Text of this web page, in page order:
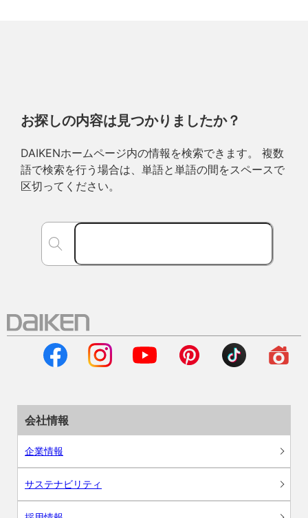
お探しの内容は見つかりましたか？
DAIKENホームページ内の情報を検索できます。 複数
語で検索を行う場合は、単語と単語の間をスペースで
区切ってください。
会社情報
企業情報
サステナビリティ